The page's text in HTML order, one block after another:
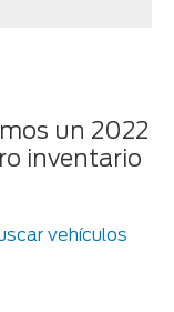
un 2022
inventario
vehículos